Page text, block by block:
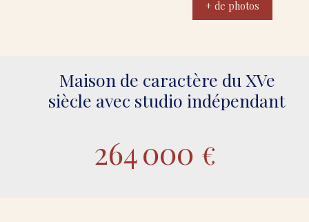
+ de photos
Maison de caractère du XVe
siècle avec studio indépendant
264 000 €